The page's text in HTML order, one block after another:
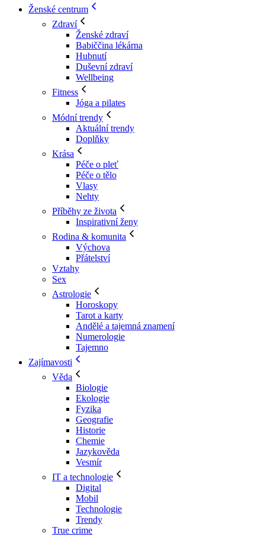
Ženské centrum
Zdraví
Ženské zdraví
Babiččina lékárna
Hubnutí
Duševní zdraví
Wellbeing
Fitness
Jóga a pilates
Módní trendy
Aktuální trendy
Doplňky
Krása
Péče o pleť
Péče o tělo
Vlasy
Nehty
Příběhy ze života
Inspirativní ženy
Rodina & komunita
Výchova
Přátelství
Vztahy
Sex
Astrologie
Horoskopy
Tarot a karty
Andělé a tajemná znamení
Numerologie
Tajemno
Zajímavosti
Věda
Biologie
Ekologie
Fyzika
Geografie
Historie
Chemie
Jazykověda
Vesmír
IT a technologie
Digital
Mobil
Technologie
Trendy
True crime